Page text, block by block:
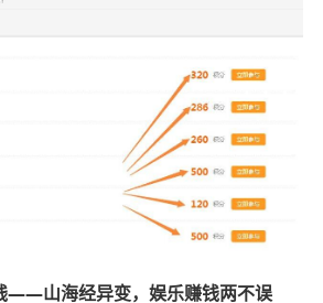
——山海经异变，娱乐赚钱两不误